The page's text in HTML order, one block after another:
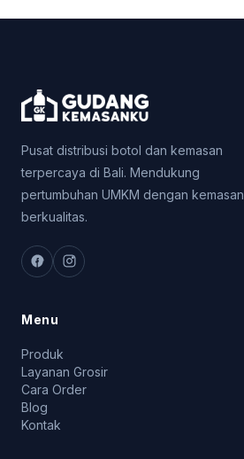
Pusat distribusi botol dan kemasan
terpercaya di Bali. Mendukung
pertumbuhan UMKM dengan kemasan
berkualitas.
Menu
Produk
Layanan Grosir
Cara Order
Blog
Kontak